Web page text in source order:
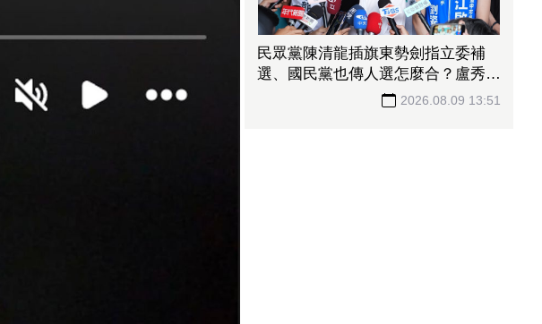
民眾黨陳清龍插旗東勢劍指立委補
選、國民黨也傳人選怎麼合？盧秀
燕：共創未來、有商有量2026.08.09 13:51